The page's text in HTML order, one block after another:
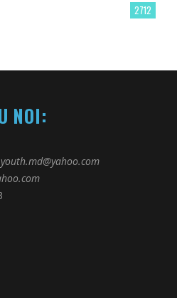
2712
NOI:
youth.md@yahoo.com